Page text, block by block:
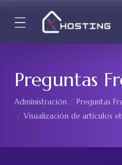
Preguntas
Administración
Preguntas
Visualización de artículos